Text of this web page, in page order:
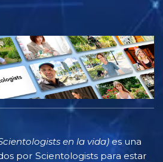
en la vida) es una
por Scientologists para estar